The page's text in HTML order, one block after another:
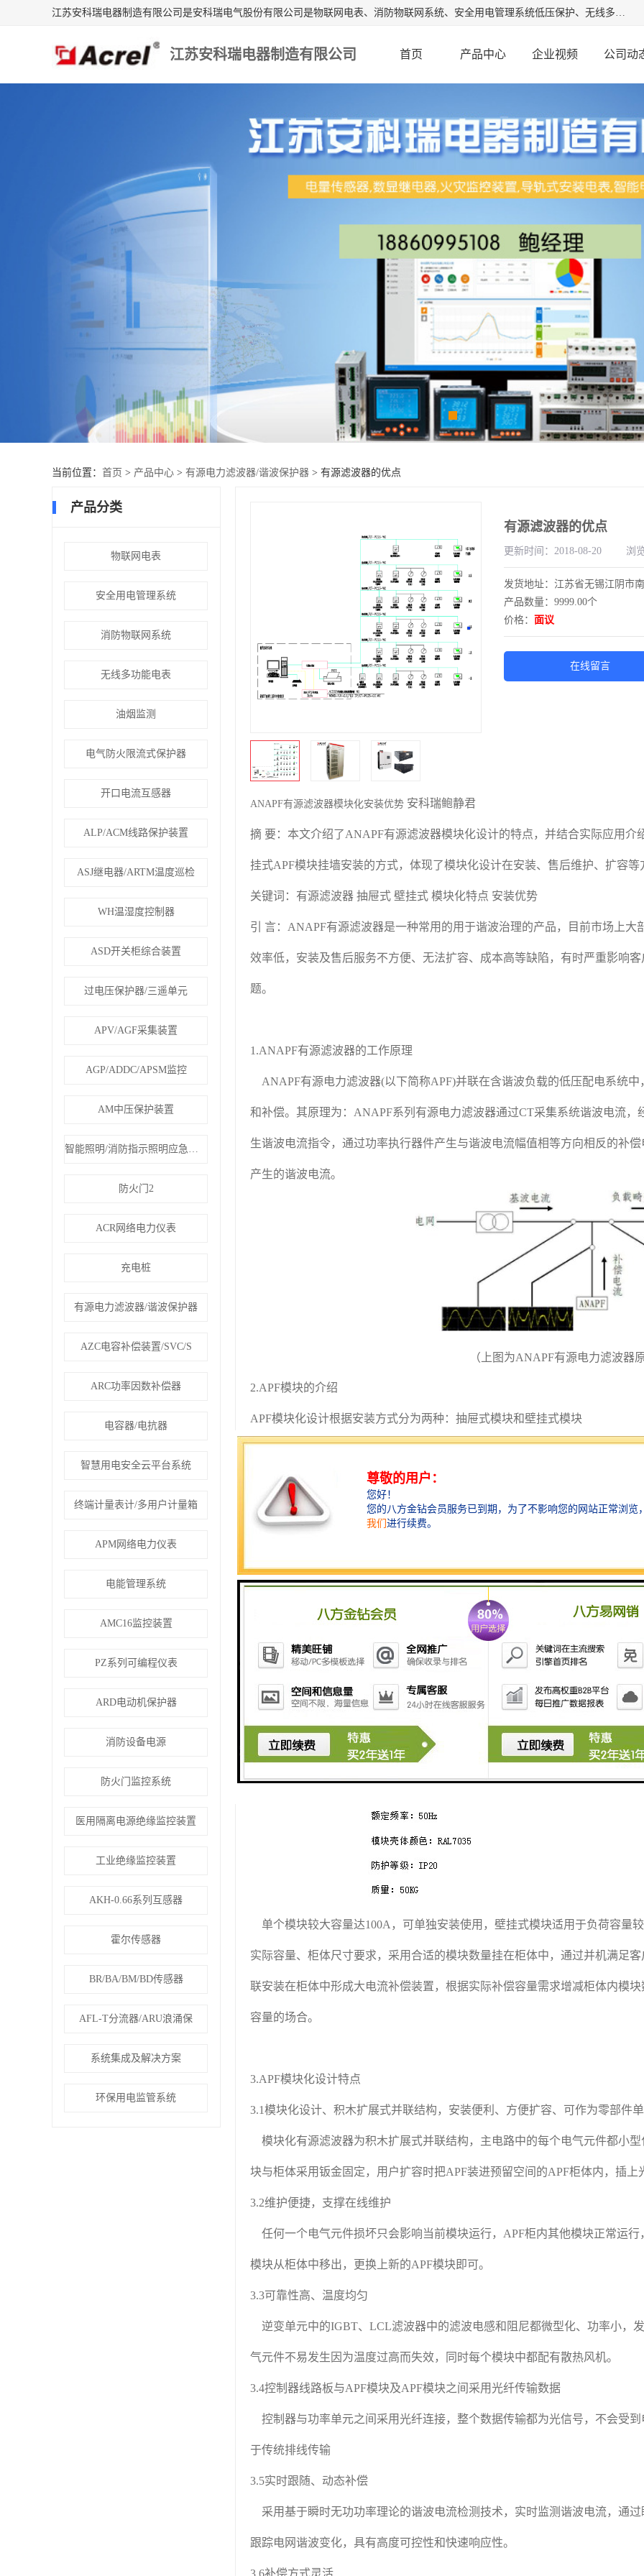
江苏安科瑞电器制造有限公司是安科瑞电气股份有限公司是物联网电表、消防物联网系统、安全用电管理系统低压保护、无线多功能电表、智能光伏等系列产品的生产基地。为客户提供可靠用电、节约用电、安全用电的完整解决方案，在智能电网用户端、新能源、物联网等前沿领域不断探索开发新产品。流箱,数显工控表,火灾监控装置。
江苏安科瑞电器制造有限公司 首页 产品中心 企业视频 公司动
当前位置： 首页 > 产品中心 > 有源电力滤波器/谐波保护器 > 有源滤波器的优点
产品分类
物联网电表
安全用电管理系统
消防物联网系统
无线多功能电表
油烟监测
电气防火限流式保护器
开口电流互感器
ALP/ACM线路保护装置
ASJ继电器/ARTM温度巡检
WH温湿度控制器
ASD开关柜综合装置
过电压保护器/三遥单元
APV/AGF采集装置
AGP/ADDC/APSM监控
AM中压保护装置
智能照明/消防指示照明应急疏散
防火门2
ACR网络电力仪表
充电桩
有源电力滤波器/谐波保护器
AZC电容补偿装置/SVC/S
ARC功率因数补偿器
电容器/电抗器
智慧用电安全云平台系统
终端计量表计/多用户计量箱
APM网络电力仪表
电能管理系统
AMC16监控装置
PZ系列可编程仪表
ARD电动机保护器
消防设备电源
防火门监控系统
医用隔离电源绝缘监控装置
工业绝缘监控装置
AKH-0.66系列互感器
霍尔传感器
BR/BA/BM/BD传感器
AFL-T分流器/ARU浪涌保
系统集成及解决方案
环保用电监管系统
有源滤波器的优点
更新时间：2018-08-20 浏
发货地址：江苏省无锡江阴市
产品数量：9999.00个
价格： 面议
在线留言
ANAPF有源滤波器模块化安装优势 安科瑞鲍静君
摘 要：本文介绍了ANAPF有源滤波器模块化设计的特点，并结合实际应用
挂式APF模块挂墙安装的方式，体现了模块化设计在安装、售后维护、扩容
关键词：有源滤波器 抽屉式 壁挂式 模块化特点 安装优势
引 言：ANAPF有源滤波器是一种常用的用于谐波治理的产品，目前市场上
效率低，安装及售后服务不方便、无法扩容、成本高等缺陷，有时严重影响
题。
1.ANAPF有源滤波器的工作原理
ANAPF有源电力滤波器(以下简称APF)并联在含谐波负载的低压配电系统
和补偿。其原理为：ANAPF系列有源电力滤波器通过CT采集系统谐波电流
生谐波电流指令，通过功率执行器件产生与谐波电流幅值相等方向相反的补
产生的谐波电流。
（上图为ANAPF有源电力滤波器
2.APF模块的介绍
APF模块化设计根据安装方式分为两种：抽屉式模块和壁挂式模块
2.1抽屉式模块：
2.2壁挂式模块：
单个模块较大容量达100A，可单独安装使用，壁挂式模块适用于负荷容量
实际容量、柜体尺寸要求，采用合适的模块数量挂在柜体中，通过并机满足
联安装在柜体中形成大电流补偿装置，根据实际补偿容量需求增减柜体内模
容量的场合。
3.APF模块化设计特点
3.1模块化设计、积木扩展式并联结构，安装便利、方便扩容、可作为零部件
模块化有源滤波器为积木扩展式并联结构，主电路中的每个电气元件都小
块与柜体采用钣金固定，用户扩容时把APF装进预留空间的APF柜体内，插上
3.2维护便捷，支撑在线维护
任何一个电气元件损坏只会影响当前模块运行，APF柜内其他模块正常运
模块从柜体中移出，更换上新的APF模块即可。
3.3可靠性高、温度均匀
逆变单元中的IGBT、LCL滤波器中的滤波电感和阻尼都微型化、功率小，
气元件不易发生因为温度过高而失效，同时每个模块中都配有散热风机。
3.4控制器线路板与APF模块及APF模块之间采用光纤传输数据
控制器与功率单元之间采用光纤连接，整个数据传输都为光信号，不会受
于传统排线传输
3.5实时跟随、动态补偿
采用基于瞬时无功功率理论的谐波电流检测技术，实时监测谐波电流，通
跟踪电网谐波变化，具有高度可控性和快速响应性。
3.6补偿方式灵活